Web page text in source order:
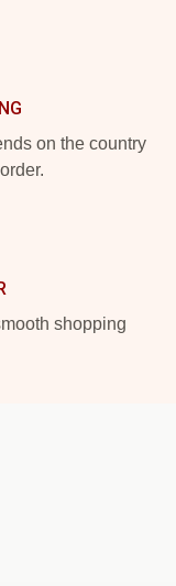
on the country
shopping